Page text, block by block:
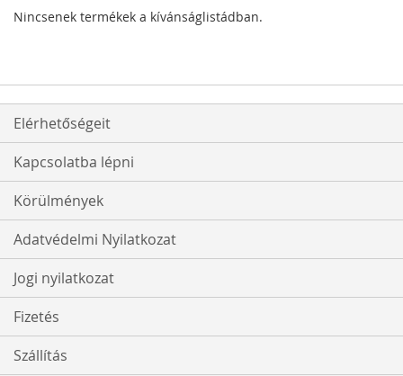
Nincsenek termékek a kívánságlistádban.
Elérhetőségeit
Kapcsolatba lépni
Körülmények
Adatvédelmi Nyilatkozat
Jogi nyilatkozat
Fizetés
Szállítás